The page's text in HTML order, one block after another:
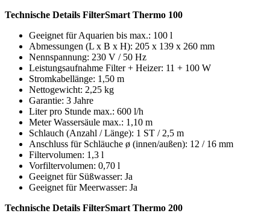
Technische Details FilterSmart Thermo 100
Geeignet für Aquarien bis max.: 100 l
Abmessungen (L x B x H): 205 x 139 x 260 mm
Nennspannung: 230 V / 50 Hz
Leistungsaufnahme Filter + Heizer: 11 + 100 W
Stromkabellänge: 1,50 m
Nettogewicht: 2,25 kg
Garantie: 3 Jahre
Liter pro Stunde max.: 600 l/h
Meter Wassersäule max.: 1,10 m
Schlauch (Anzahl / Länge): 1 ST / 2,5 m
Anschluss für Schläuche ø (innen/außen): 12 / 16 mm
Filtervolumen: 1,3 l
Vorfiltervolumen: 0,70 l
Geeignet für Süßwasser: Ja
Geeignet für Meerwasser: Ja
Technische Details FilterSmart Thermo 200